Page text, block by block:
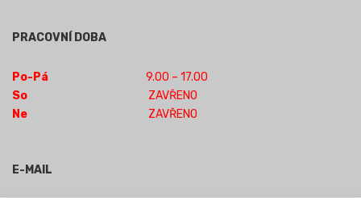
PRACOVNÍ DOBA
Po-Pá
9.00 – 17.00
So
ZAVŘENO
Ne
ZAVŘENO
E-MAIL